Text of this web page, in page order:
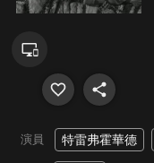
演員 特雷弗霍華德